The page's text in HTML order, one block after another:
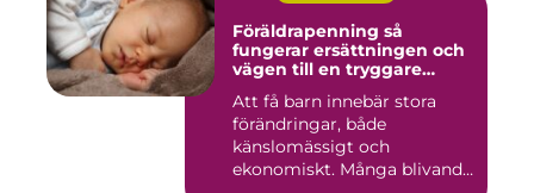
Föräldrapenning så
fungerar ersättningen och
vägen till en tryggare
Att få barn innebär stora
förändringar, både
känslomässigt och
ekonomiskt. Många blivande